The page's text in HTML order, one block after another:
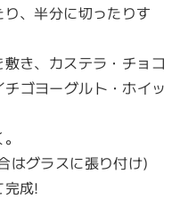
、半分に切ったりす
き、カステラ・チョコ
ゴヨーグルト・ホイッ
はグラスに張り付け)
成!